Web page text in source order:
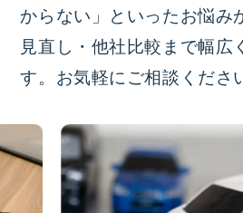
からない」といったお悩み
見直し・他社比較まで幅広
す。お気軽にご相談くださ